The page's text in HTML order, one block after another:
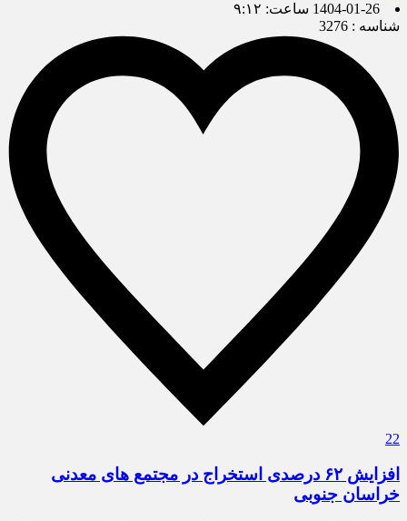
1404-01-26 ساعت: ۹:۱۲
شناسه : 3276
22
افزایش ۶۲ درصدی استخراج در مجتمع های معدنی
خراسان جنوبی